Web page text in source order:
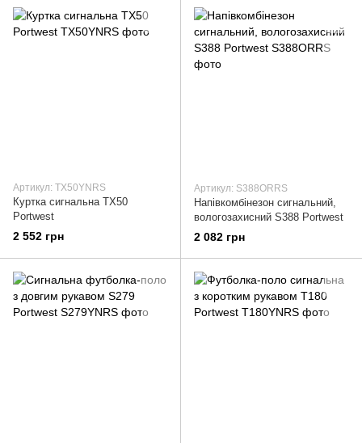
Артикул: TX50YNRS
Куртка сигнальна TX50
Portwest
2 552 грн
Артикул: S388ORRS
Напівкомбінезон сигнальний,
вологозахисний S388 Portwest
2 082 грн